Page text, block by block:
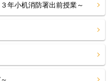
机消防署出前授業～